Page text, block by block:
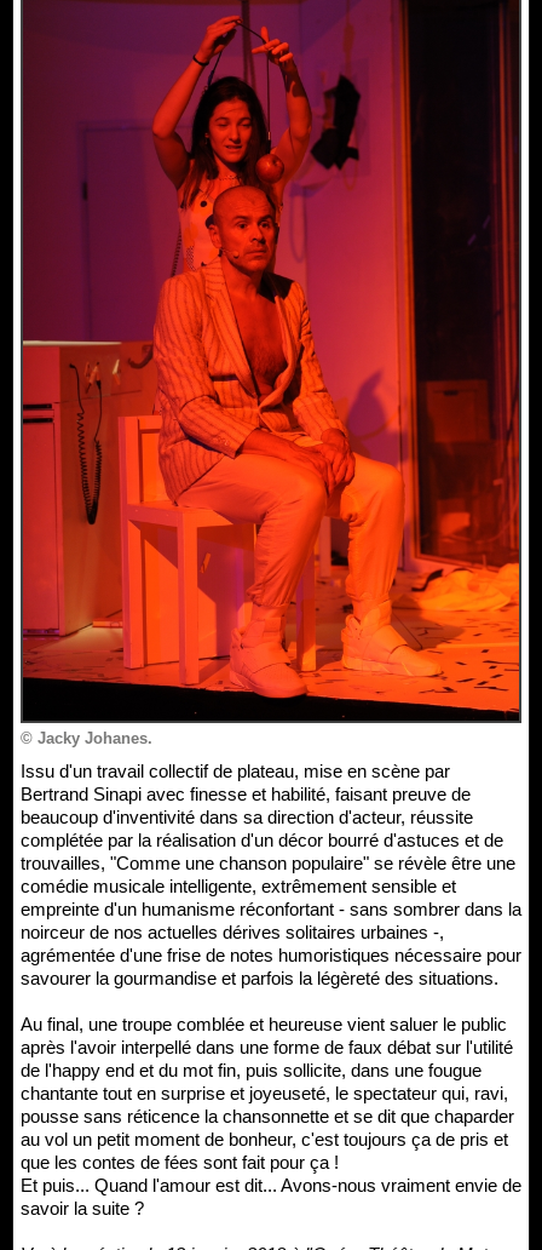
© Jacky Johanes.
Issu d'un travail collectif de plateau, mise en scène par
Bertrand Sinapi avec finesse et habilité, faisant preuve de
beaucoup d'inventivité dans sa direction d'acteur, réussite
complétée par la réalisation d'un décor bourré d'astuces et de
trouvailles, "Comme une chanson populaire" se révèle être une
comédie musicale intelligente, extrêmement sensible et
empreinte d'un humanisme réconfortant - sans sombrer dans la
noirceur de nos actuelles dérives solitaires urbaines -,
agrémentée d'une frise de notes humoristiques nécessaire pour
savourer la gourmandise et parfois la légèreté des situations.
Au final, une troupe comblée et heureuse vient saluer le public
après l'avoir interpellé dans une forme de faux débat sur l'utilité
de l'happy end et du mot fin, puis sollicite, dans une fougue
chantante tout en surprise et joyeuseté, le spectateur qui, ravi,
pousse sans réticence la chansonnette et se dit que chaparder
au vol un petit moment de bonheur, c'est toujours ça de pris et
que les contes de fées sont fait pour ça !
Et puis... Quand l'amour est dit... Avons-nous vraiment envie de
savoir la suite ?